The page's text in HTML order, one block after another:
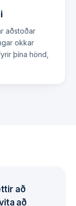
aðstoðar
okkar
þína hönd,
að
að